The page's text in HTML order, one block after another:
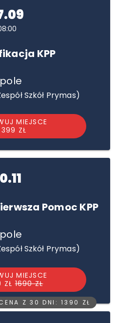
KPP
Szkół Prymas)
MIEJSCE
399 ZŁ
Pomoc KPP
Szkół Prymas)
MIEJSCE
ZŁ1690 ZŁ
Z 30 DNI: 1390 ZŁ